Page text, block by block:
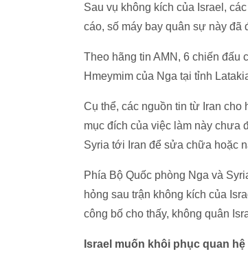
Sau vụ không kích của Israel,
cáo, số máy bay quân sự này
Theo hãng tin AMN, 6 chiến đấu
Hmeymim của Nga tại tỉnh
Cụ thể, các nguồn tin từ Iran cho
mục đích của việc làm này chưa
Syria tới Iran để sửa chữa hoặc
Phía Bộ Quốc phòng Nga và
hỏng sau trận không kích của
công bố cho thấy, không quân
Israel muốn khôi phục quan